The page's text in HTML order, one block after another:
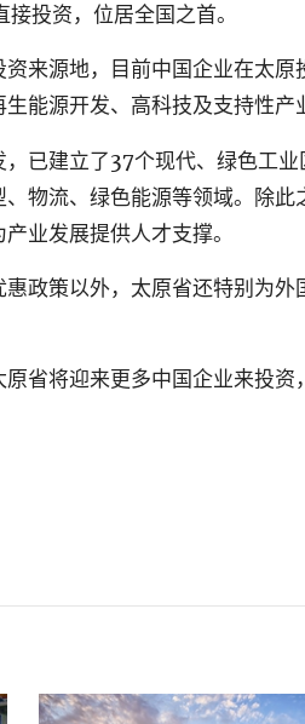
投资，位居全国之首。
来源地，目前中国企业在太
能源开发、高科技及支持性产
已建立了37个现代、绿色工
物流、绿色能源等领域。除
业发展提供人才支撑。
惠政策以外，太原省还特别为
省将迎来更多中国企业来投